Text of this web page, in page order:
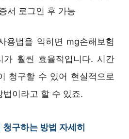
서 로그인 후 가능
용법을 익히면 mg손해보험
가 훨씬 효율적입니다. 시간
청구할 수 있어 현실적으로
이라고 할 수 있죠.
구하는 방법 자세히